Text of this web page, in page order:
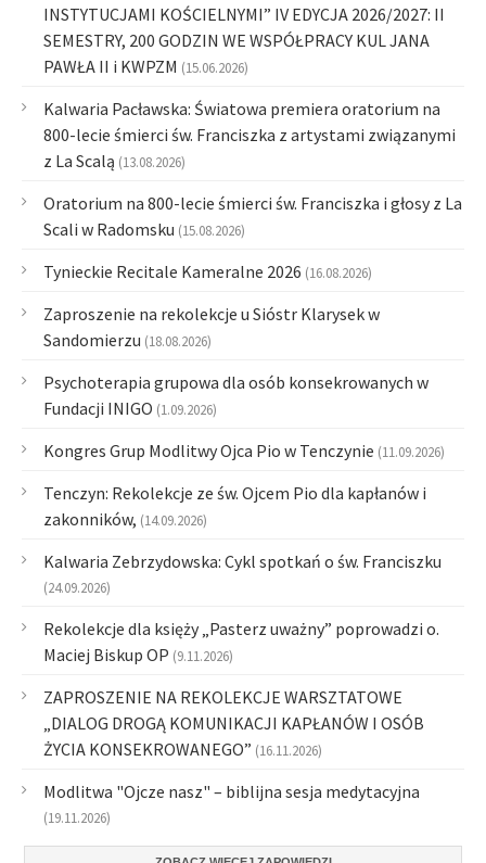
INSTYTUCJAMI KOŚCIELNYMI” IV EDYCJA 2026/2027: II
SEMESTRY, 200 GODZIN WE WSPÓŁPRACY KUL JANA
PAWŁA II i KWPZM (15.06.2026)
Kalwaria Pacławska: Światowa premiera oratorium na
800-lecie śmierci św. Franciszka z artystami związanymi
z La Scalą (13.08.2026)
Oratorium na 800-lecie śmierci św. Franciszka i głosy z La
Scali w Radomsku (15.08.2026)
Tynieckie Recitale Kameralne 2026 (16.08.2026)
Zaproszenie na rekolekcje u Sióstr Klarysek w
Sandomierzu (18.08.2026)
Psychoterapia grupowa dla osób konsekrowanych w
Fundacji INIGO (1.09.2026)
Kongres Grup Modlitwy Ojca Pio w Tenczynie (11.09.2026)
Tenczyn: Rekolekcje ze św. Ojcem Pio dla kapłanów i
zakonników, (14.09.2026)
Kalwaria Zebrzydowska: Cykl spotkań o św. Franciszku
(24.09.2026)
Rekolekcje dla księży „Pasterz uważny” poprowadzi o.
Maciej Biskup OP (9.11.2026)
ZAPROSZENIE NA REKOLEKCJE WARSZTATOWE
„DIALOG DROGĄ KOMUNIKACJI KAPŁANÓW I OSÓB
ŻYCIA KONSEKROWANEGO” (16.11.2026)
Modlitwa "Ojcze nasz" – biblijna sesja medytacyjna
(19.11.2026)